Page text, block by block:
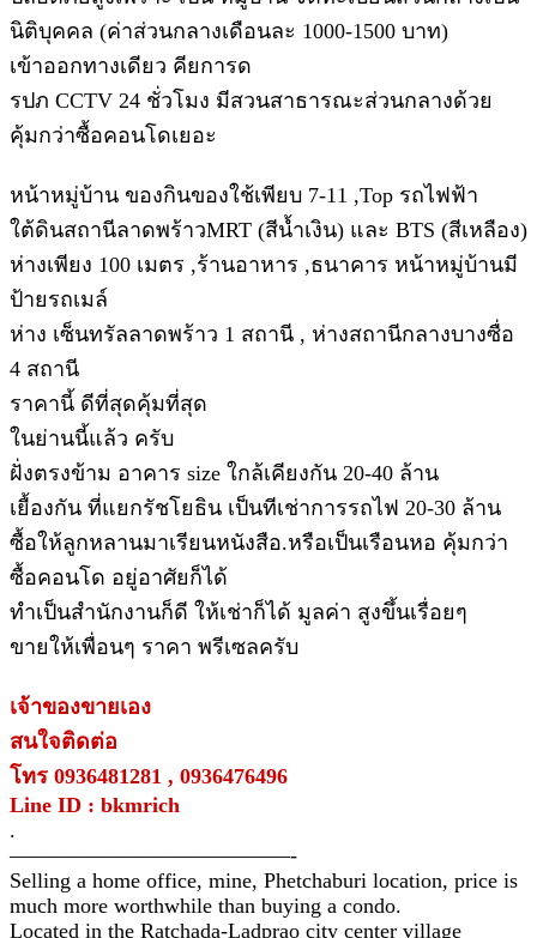
นิติบุคคล (ค่าส่วนกลางเดือนละ 1000-1500 บาท)
เข้าออกทางเดียว คียการด
รปภ CCTV 24 ชั่วโมง มีสวนสาธารณะส่วนกลางด้วย
คุ้มกว่าซื้อคอนโดเยอะ
หน้าหมู่บ้าน ของกินของใช้เพียบ 7-11 ,Top รถไฟฟ้า
ใต้ดินสถานีลาดพร้าวMRT (สีน้ำเงิน) และ BTS (สีเหลือง)
ห่างเพียง 100 เมตร ,ร้านอาหาร ,ธนาคาร หน้าหมู่บ้านมี
ป้ายรถเมล์
ห่าง เซ็นทรัลลาดพร้าว 1 สถานี , ห่างสถานีกลางบางซื่อ
4 สถานี
ราคานี้ ดีที่สุดคุ้มที่สุด
ในย่านนี้แล้ว ครับ
ฝั่งตรงข้าม อาคาร size ใกล้เคียงกัน 20-40 ล้าน
เยื้องกัน ที่แยกรัชโยธิน เป็นทีเช่าการรถไฟ 20-30 ล้าน
ซื้อให้ลูกหลานมาเรียนหนังสือ.หรือเป็นเรือนหอ คุ้มกว่า
ซื้อคอนโด อยู่อาศัยก็ได้
ทำเป็นสำนักงานก็ดี ให้เช่าก็ได้ มูลค่า สูงขึ้นเรื่อยๆ
ขายให้เพื่อนๆ ราคา พรีเซลครับ
เจ้าของขายเอง
สนใจติดต่อ
โทร 0936481281 , 0936476496
Line ID : bkmrich
.
—————————————-
Selling a home office, mine, Phetchaburi location, price is
much more worthwhile than buying a condo.
Located in the Ratchada-Ladprao city center village